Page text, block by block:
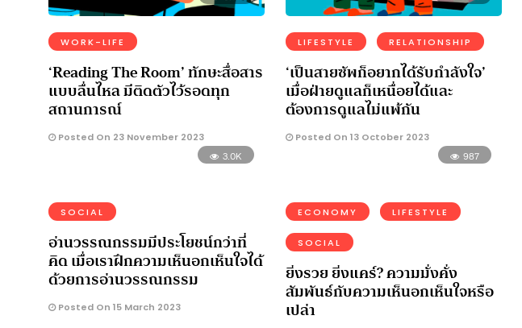
WORK-LIFE
‘Reading The Room’ ทักษะสื่อสาร
แบบลื่นไหล มีติดตัวไว้รอดทุก
สถานการณ์
Posted On 23 November 2023
LIFESTYLE RELATIONSHIP
‘เป็นสายซัพก็อยากได้รับกำลังใจ’
เมื่อฝ่ายดูแลก็เหนื่อยได้และ
ต้องการดูแลไม่แพ้กัน
Posted On 13 October 2023
3.0K
SOCIAL
อ่านวรรณกรรมมีประโยชน์กว่าที่
คิด เมื่อเราฝึกความเห็นอกเห็นใจได้
ด้วยการอ่านวรรณกรรม
Posted On 15 March 2023
987
ECONOMY LIFESTYLE
SOCIAL
ยิ่งรวย ยิ่งแคร์? ความมั่งคั่ง
สัมพันธ์กับความเห็นอกเห็นใจหรือ
เปล่า